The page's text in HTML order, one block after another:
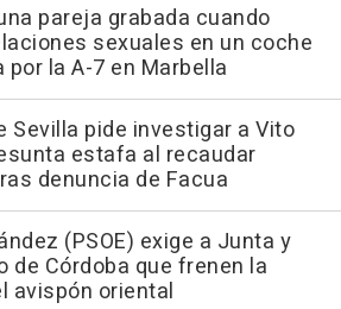
pareja grabada cuando
sexuales en un coche
la A-7 en Marbella
Sevilla pide investigar a Vito
estafa al recaudar
denuncia de Facua
(PSOE) exige a Junta y
de Córdoba que frenen la
avispón oriental